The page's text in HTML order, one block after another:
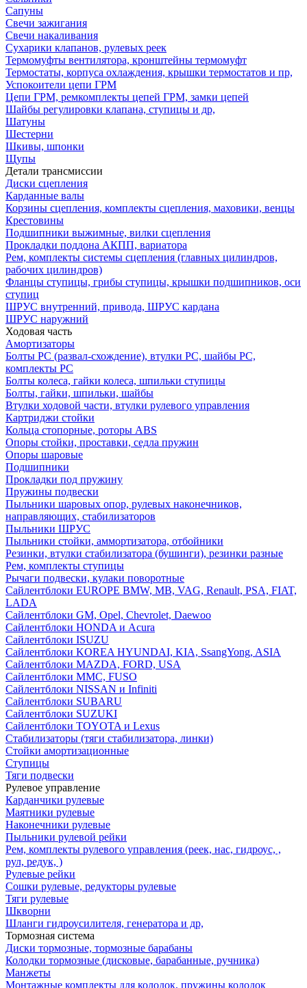
Сапуны
Свечи зажигания
Свечи накаливания
Сухарики клапанов, рулевых реек
Термомуфты вентилятора, кронштейны термомуфт
Термостаты, корпуса охлаждения, крышки термостатов и пр,
Успокоители цепи ГРМ
Цепи ГРМ, ремкомплекты цепей ГРМ, замки цепей
Шайбы регулировки клапана, ступицы и др,
Шатуны
Шестерни
Шкивы, шпонки
Щупы
Детали трансмиссии
Диски сцепления
Карданные валы
Корзины сцепления, комплекты сцепления, маховики, венцы
Крестовины
Подшипники выжимные, вилки сцепления
Прокладки поддона АКПП, вариатора
Рем, комплекты системы сцепления (главных цилиндров,
рабочих цилиндров)
Фланцы ступицы, грибы ступицы, крышки подшипников, оси
ступиц
ШРУС внутренний, привода, ШРУС кардана
ШРУС наружний
Ходовая часть
Амортизаторы
Болты РС (развал-схождение), втулки РС, шайбы РС,
комплекты РС
Болты колеса, гайки колеса, шпильки ступицы
Болты, гайки, шпильки, шайбы
Втулки ходовой части, втулки рулевого управления
Картриджи стойки
Кольца стопорные, роторы ABS
Опоры стойки, проставки, седла пружин
Опоры шаровые
Подшипники
Прокладки под пружину
Пружины подвески
Пыльники шаровых опор, рулевых наконечников,
направляющих, стабилизаторов
Пыльники ШРУС
Пыльники стойки, аммортизатора, отбойники
Резинки, втулки стабилизатора (бушинги), резинки разные
Рем, комплекты ступицы
Рычаги подвески, кулаки поворотные
Сайлентблоки EUROPE BMW, MB, VAG, Renault, PSA, FIAT,
LADA
Сайлентблоки GM, Opel, Chevrolet, Daewoo
Сайлентблоки HONDA и Acura
Сайлентблоки ISUZU
Сайлентблоки KOREA HYUNDAI, KIA, SsangYong, ASIA
Сайлентблоки MAZDA, FORD, USA
Сайлентблоки MMC, FUSO
Сайлентблоки NISSAN и Infiniti
Сайлентблоки SUBARU
Сайлентблоки SUZUKI
Сайлентблоки TOYOTA и Lexus
Стабилизаторы (тяги стабилизатора, линки)
Стойки амортизационные
Ступицы
Тяги подвески
Рулевое управление
Карданчики рулевые
Маятники рулевые
Наконечники рулевые
Пыльники рулевой рейки
Рем, комплекты рулевого управления (реек, нас, гидроус, ,
рул, редук, )
Рулевые рейки
Сошки рулевые, редукторы рулевые
Тяги рулевые
Шкворни
Шланги гидроусилителя, генератора и др,
Тормозная система
Диски тормозные, тормозные барабаны
Колодки тормозные (дисковые, барабанные, ручника)
Манжеты
Монтажные комплекты для колодок, пружины колодок